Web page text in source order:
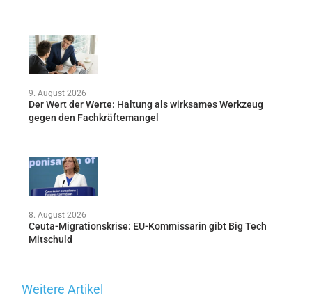
9. August 2026
Der Wert der Werte: Haltung als wirksames Werkzeug
gegen den Fachkräftemangel
8. August 2026
Ceuta-Migrationskrise: EU-Kommissarin gibt Big Tech
Mitschuld
Weitere Artikel